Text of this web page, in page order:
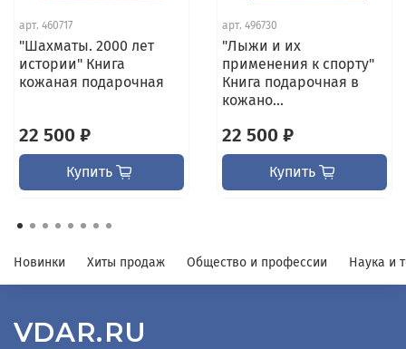
арт. 460717
"Шахматы. 2000 лет
истории" Книга
кожаная подарочная
22 500 ₽
Купить
арт. 496730
"Лыжи и их
применения к спорту"
Книга подарочная в
кожано...
22 500 ₽
Купить
Новинки Хиты продаж Общество и профессии Наука и
VDAR.RU